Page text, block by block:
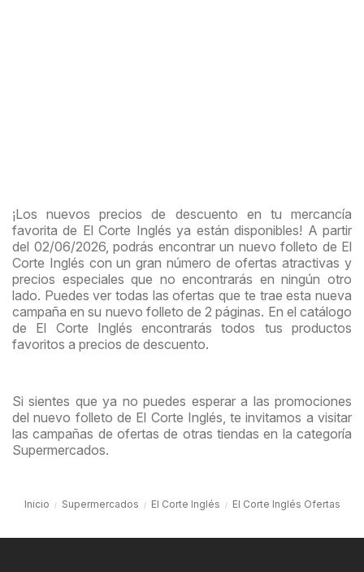
¡Los nuevos precios de descuento en tu mercancía
favorita de El Corte Inglés ya están disponibles! A partir
del 02/06/2026, podrás encontrar un nuevo folleto de El
Corte Inglés con un gran número de ofertas atractivas y
precios especiales que no encontrarás en ningún otro
lado. Puedes ver todas las ofertas que te trae esta nueva
campaña en su nuevo folleto de 2 páginas. En el catálogo
de El Corte Inglés encontrarás todos tus productos
favoritos a precios de descuento.
Si sientes que ya no puedes esperar a las promociones
del nuevo folleto de El Corte Inglés, te invitamos a visitar
las campañas de ofertas de otras tiendas en la categoría
Supermercados.
Inicio Supermercados El Corte Inglés El Corte Inglés Ofertas